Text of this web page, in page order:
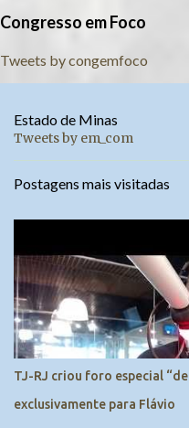
Congresso em Foco
Tweets by congemfoco
Estado de Minas
Tweets by em_com
Postagens mais visitadas
TJ-RJ criou foro especial
exclusivamente para Flávio